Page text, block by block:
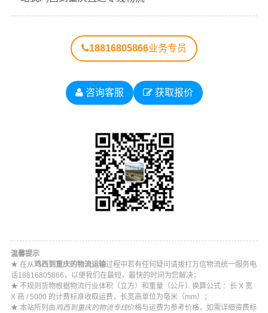
18816805866业务专员
咨询客服 获取报价
温馨提示
★ 在从鸡西到重庆的物流运输过程中若有任何疑问请拨打万信物流统一服务电
话18816805866，以便我们在最短，最快的时间为您解决；
★ 不规则货物根据物流行业体积（立方）和重量（公斤）换算公式 ：长 X 宽
X 高 / 5000 的计费标准收取运费，长宽高单位为毫米（mm）；
★ 本站所列由鸡西到重庆的物流专线价格与运费为参考价格，如需详细资费标